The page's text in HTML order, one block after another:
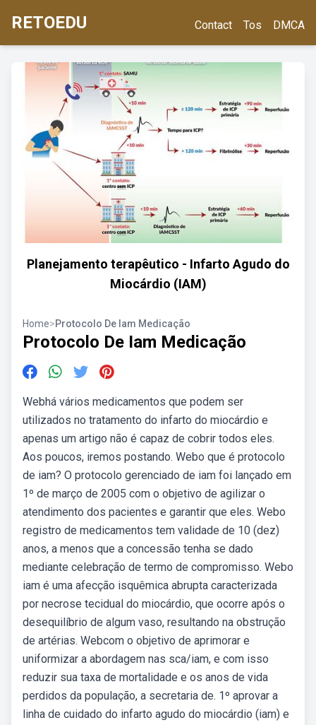
RETOEDU Contact Tos DMCA
Planejamento terapêutico - Infarto Agudo do
Miocárdio (IAM)
Home>Protocolo De Iam Medicação
Protocolo De Iam Medicação
Webhá vários medicamentos que podem ser
utilizados no tratamento do infarto do miocárdio e
apenas um artigo não é capaz de cobrir todos eles.
Aos poucos, iremos postando. Webo que é protocolo
de iam? O protocolo gerenciado de iam foi lançado em
1º de março de 2005 com o objetivo de agilizar o
atendimento dos pacientes e garantir que eles. Webo
registro de medicamentos tem validade de 10 (dez)
anos, a menos que a concessão tenha se dado
mediante celebração de termo de compromisso. Webo
iam é uma afecção isquêmica abrupta caracterizada
por necrose tecidual do miocárdio, que ocorre após o
desequilíbrio de algum vaso, resultando na obstrução
de artérias. Webcom o objetivo de aprimorar e
uniformizar a abordagem nas sca/iam, e com isso
reduzir sua taxa de mortalidade e os anos de vida
perdidos da população, a secretaria de. 1º aprovar a
linha de cuidado do infarto agudo do miocárdio (iam) e